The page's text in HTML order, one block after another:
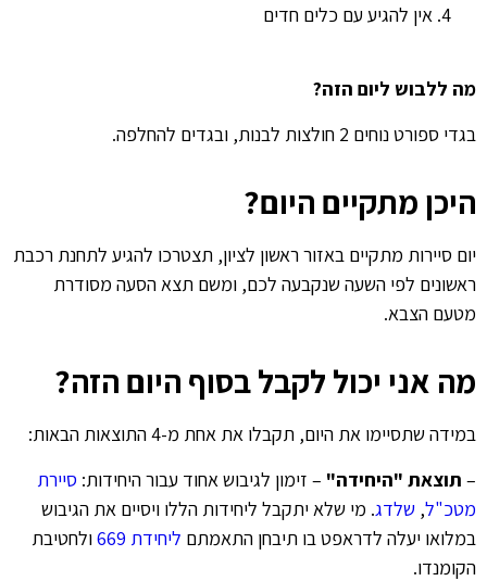
אין להגיע עם כלים חדים
מה ללבוש ליום הזה?
בגדי ספורט נוחים 2 חולצות לבנות, ובגדים להחלפה.
היכן מתקיים היום?
יום סיירות מתקיים באזור ראשון לציון, תצטרכו להגיע לתחנת רכבת
ראשונים לפי השעה שנקבעה לכם, ומשם תצא הסעה מסודרת
מטעם הצבא.
מה אני יכול לקבל בסוף היום הזה?
במידה שתסיימו את היום, תקבלו את אחת מ-4 התוצאות הבאות:
– תוצאת "היחידה" – זימון לגיבוש אחוד עבור היחידות: סיירת
מטכ"ל, שלדג. מי שלא יתקבל ליחידות הללו ויסיים את הגיבוש
במלואו יעלה לדראפט בו תיבחן התאמתם ליחידת 669
ולחטיבת
הקומנדו.